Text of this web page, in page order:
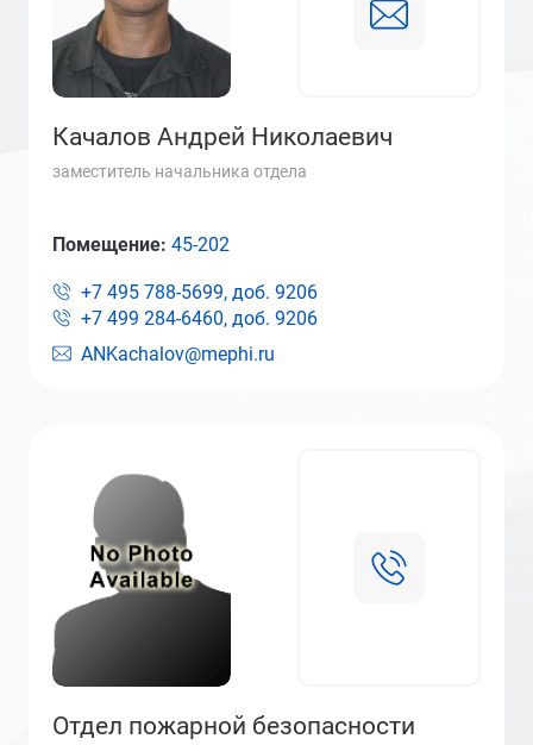
Качалов Андрей Николаевич
заместитель начальника отдела
ANKachalov@mephi.ru
Помещение: 45-202
+7 495 788-5699, доб. 9206
+7 499 284-6460, доб. 9206
Отдел пожарной безопасности